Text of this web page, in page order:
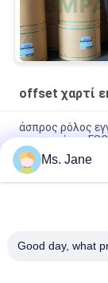
offset χαρτί
άσπρος ρόλος
πιστοποίηση FSC
Υψηλή ακαμψία
εκτύπωσης
Το άσπρο
Ms. Jane
Good day, what